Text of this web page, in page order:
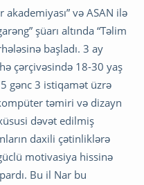
və ASAN ilə
şüarı altında “Təlim
başladı. 3 ay
çərçivəsində 18-30 yaş
gənc 3 istiqamət üzrə
təmiri və dizayn
dəvət edilmiş
daxili çətinliklərə
motivasiya hissinə
Bu il Nar bu